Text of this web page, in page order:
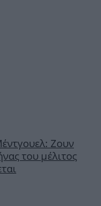
Ζουν
του μέλιτος